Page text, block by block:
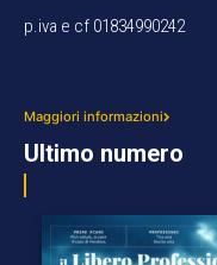
p.iva e cf 01834990242
Maggiori informazioni
Ultimo numero